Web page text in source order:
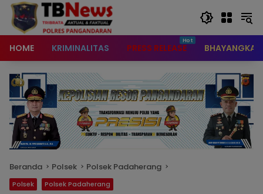
content
HOME KRIMINALITAS PRESS RELEASE BHAYANGKARI
Beranda Polsek Polsek Padaherang
Polsek Polsek Padaherang